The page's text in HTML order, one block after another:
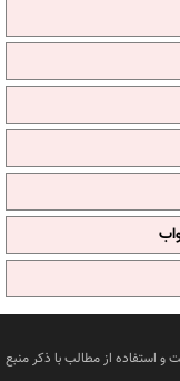
استفاده از مطالب با ذکر منبع